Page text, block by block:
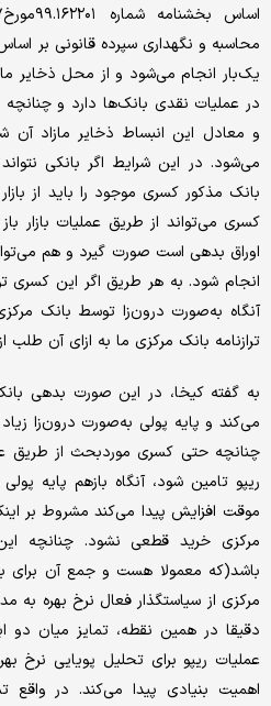
محاسبه و نگهداری سپرده قانونی بر
یک‌بار انجام می‌شود و از محل ذخایر
در عملیات نقدی بانک‌ها دارد و چنانچه
و معادل این انبساط ذخایر مازاد آن
می‌شود. در این شرایط اگر بانکی
بانک مذکور کسری موجود را باید از
کسری می‌تواند از طریق عملیات بازار
اوراق بدهی است صورت گیرد و هم
انجام شود. به هر طریق اگر این کسری
آنگاه به‌صورت درون‌زا توسط بانک
ترازنامه بانک مرکزی ما به ازای آن
به گفته کیخا، در این صورت بدهی
می‌کند و پایه پولی به‌صورت درون‌زا
چنانچه حتی کسری موردبحث از طریق
ریپو تامین شود، آنگاه بازهم پایه
موقت افزایش پیدا می‌کند مشروط بر
مرکزی خرید قطعی نشود. چنانچه
باشد(که معمولا هست و جمع آن
مرکزی از سیاستگذار فعال نرخ بهره به
دقیقا در همین نقطه، تمایز میان دو
عملیات ریپو برای تحلیل پویایی نرخ
اهمیت بنیادی پیدا می‌کند. در واقع